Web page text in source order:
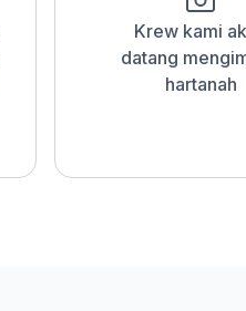
Krew kami
datang
hartanah